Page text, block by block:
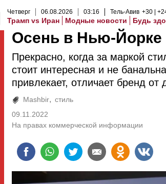
Четверг 06.08.2026 03:16 Тель-Авив +30
Трамп vs Иран Модные новости Будь
Осень в Нью-Йорке
Прекрасно, когда за маркой
стоит интересная и не
привлекает, отличает бренд от
Mashbir
стиль
09.11.2022
На правах коммерческой информации